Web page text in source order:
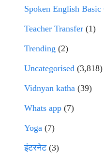
Spoken English Basic
Teacher Transfer (1)
Trending (2)
Uncategorised (3,818)
Vidnyan katha (39)
Whats app (7)
Yoga (7)
इंटरनेट(3)